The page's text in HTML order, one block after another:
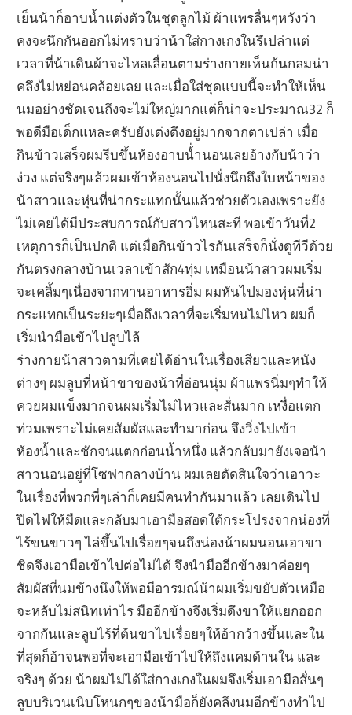
เย็นน้าก็อาบน้ำแต่งตัวในชุดลูกไม้ ผ้าแพรลื่นๆหวังว่า
คงจะนึกกันออกไม่ทราบว่าน้าใส่กางเกงในรึเปล่าแต่
เวลาที่น้าเดินผ้าจะไหลเลื่อนตามร่างกายเห็นก้นกลมน่า
คลึงไม่หย่อนคล้อยเลย และเมื่อใส่ชุดแบบนี้จะทำให้เห็น
นมอย่างชัดเจนถึงจะไม่ใหญ่มากแต่ก็น่าจะประมาณ32 ก็
พอดีมือเด็กแหละครับยังเต่งตึงอยู่มากจากตาเปล่า เมื่อ
กินข้าวเสร็จผมรีบขึ้นห้องอาบน้่ำนอนเลยอ้างกับน้าว่า
ง่วง แต่จริงๆแล้วผมเข้าห้องนอนไปนั่งนึกถึงใบหน้าของ
น้าสาวและหุ่นที่น่ากระแทกนั้นแล้วช่วยตัวเองเพราะยัง
ไม่เคยได้มีประสบการณ์กับสาวไหนสะที พอเข้าวันที่2
เหตุการก็เป็นปกติ แต่เมื่อกินข้าวไรกันเสร็จก็นั่งดูทีวีด้วย
กันตรงกลางบ้านเวลาเข้าสัก4ทุ่ม เหมือนน้าสาวผมเริ่ม
จะเคลิ้มๆเนื่องจากทานอาหารอิ่ม ผมหันไปมองหุ่นที่น่า
กระแทกเป็นระยะๆเมื่อถึงเวลาที่จะเริ่มทนไม่ไหว ผมก็
เริ่มนำมือเข้าไปลูบไล้
ร่างกายน้าสาวตามที่เคยได้อ่านในเรื่องเสียวและหนัง
ต่างๆ ผมลูบที่หน้าขาของน้าที่อ่อนนุ่ม ผ้าแพรนิ่มๆทำให้
ควยผมแข็งมากจนผมเริ่มไม่ไหวและสั่นมาก เหงื่อแตก
ท่วมเพราะไม่เคยสัมผัสและทำมาก่อน จึงวิ่งไปเข้า
ห้องน้ำและชักจนแตกก่อนน้ำหนึ่ง แล้วกลับมายังเจอน้า
สาวนอนอยู่ที่โซฟากลางบ้าน ผมเลยตัดสินใจว่าเอาวะ
ในเรื่องที่พวกพี่ๆเล่าก็เคยมีคนทำกันมาแล้ว เลยเดินไป
ปิดไฟให้มืดและกลับมาเอามือสอดใต้กระโปรงจากน่องที่
ไร้ขนขาวๆ ไล่ขึ้นไปเรื่อยๆจนถึงน่องน้าผมนอนเอาขา
ชิดจึงเอามือเข้าไปต่อไม่ได้ จึงนำมืออีกข้างมาค่อยๆ
สัมผัสที่นมข้างนึงให้พอมีอารมณ์น้าผมเริ่มขยับตัวเหมือ
จะหลับไม่สนิทเท่าไร มืออีกข้างจึงเริ่มดึงขาให้แยกออก
จากกันและลูบไร้ที่ต้นขาไปเรื่อยๆให้อ้ากว้างขึ้นและใน
ที่สุดก็อ้าจนพอที่จะเอามือเข้าไปให้ถึงแคมด้านใน และ
จริงๆ ด้วย น้าผมไม่ได้ใส่กางเกงในผมจึงเริ่มเอามือสั่นๆ
ลูบบริเวนเนิบโหนกๆของน้ามือก็ยังคลึงนมอีกข้างทำไป